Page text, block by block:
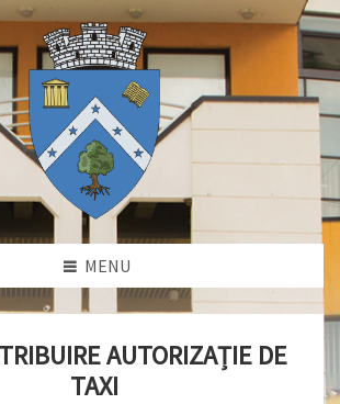
MENU
AUTORIZAȚIE DE
TAXI